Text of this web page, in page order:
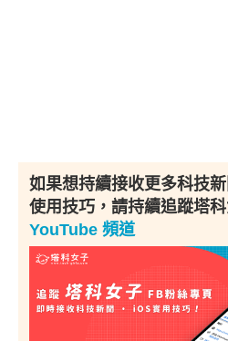
如果想持續接收更多科技
使用技巧，請持續追蹤塔科
YouTube 頻道